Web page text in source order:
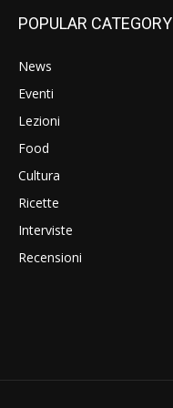
POPULAR CATEGORY
News
Eventi
Lezioni
Food
Cultura
Ricette
Interviste
Recensioni